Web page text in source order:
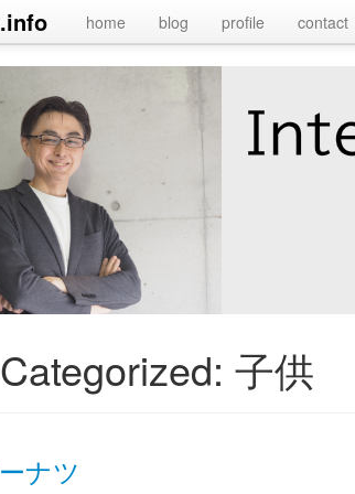
home blog profile contact
子供
ナツ